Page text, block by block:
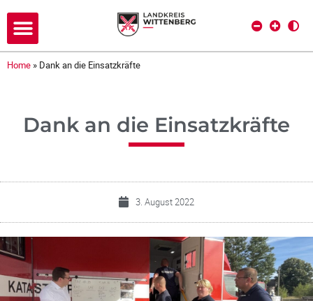
Home » Dank an die Einsatzkräfte
Dank an die Einsatzkräfte
3. August 2022